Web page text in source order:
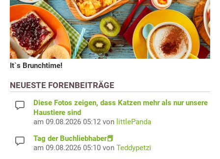
It`s Brunchtime!
NEUESTE FORENBEITRÄGE
Diese Fotos zeigen, dass Katzen mehr als nur unsere
Haustiere sind
am 09.08.2026 05:12 von littlePanda
Tag der Buchliebhaber📕
am 09.08.2026 05:10 von Teddypetzi